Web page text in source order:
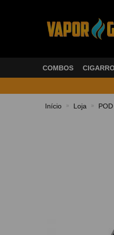
COMBOS
Início » Loja »